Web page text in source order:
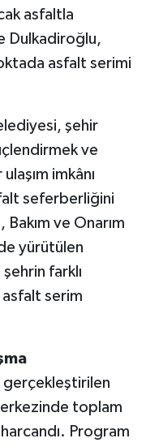
asfaltla
Dulkadiroğlu,
asfalt serimi
şehir
ve
imkânı
seferberliğini
Bakım ve Onarım
yürütülen
farklı
asfalt serim
gerçekleştirilen
toplam
Program